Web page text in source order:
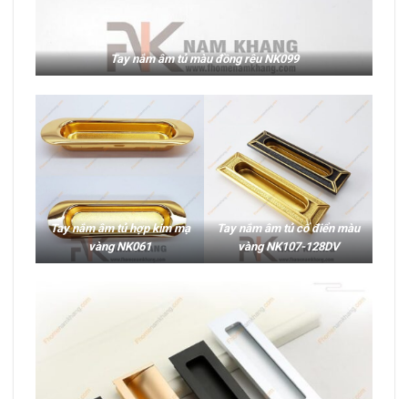
Tay nắm âm tủ màu đồng rêu NK099
Tay nắm âm tủ hợp kim mạ
vàng NK061
Tay nắm âm tủ cổ điển màu
vàng NK107-128DV